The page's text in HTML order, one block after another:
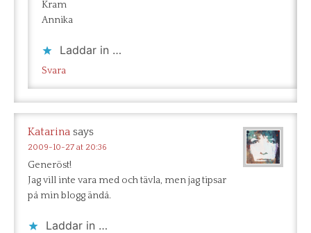
Kram
Annika
Laddar in …
Svara
Katarina says
2009-10-27 at 20:36
Generöst!
Jag vill inte vara med och tävla, men jag tipsar
på min blogg ändå.
Laddar in …